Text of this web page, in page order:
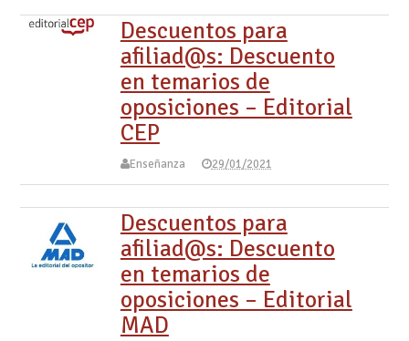
Descuentos para
afiliad@s: Descuento
en temarios de
oposiciones – Editorial
CEP
Enseñanza 29/01/2021
Descuentos para
afiliad@s: Descuento
en temarios de
oposiciones – Editorial
MAD